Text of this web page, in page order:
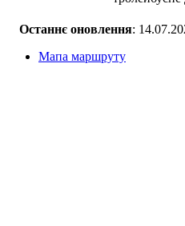
Останнє оновлення:
Мапа маршруту